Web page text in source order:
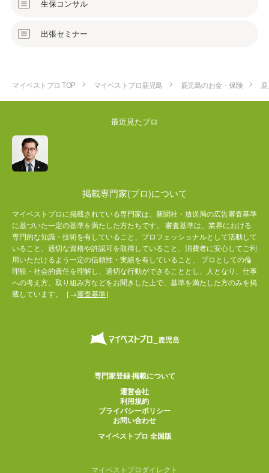
生保コンサル
出張セミナー
マイベストプロ TOP マイベストプロ鹿児島 鹿児島のお金・保険
最近見たプロ
掲載専門家(プロ)について
マイベストプロに掲載されている専門家は、新聞社・放送局の広告審査基準
に基づいた一定の基準を満たした方たちです。 審査基準は、業界における
専門的な知識・技術を有していること、プロフェッショナルとして活動して
いること、適切な資格や許認可を取得していること、消費者に安心してご利
用いただけるよう一定の信頼性・実績を有していること、 プロとしての倫
理観・社会的責任を理解し、適切な行動ができることとし、人となり、仕事
への考え方、取り組み方などをお聞きした上で、基準を満たした方のみを掲
載しています。［→審査基準］
専門家登録·掲載について
運営会社
利用規約
プライバシーポリシー
お問い合わせ
マイベストプロ 全国版
マイベストプロダイレクト